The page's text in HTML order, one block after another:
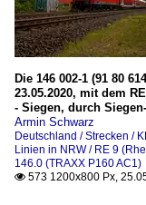
Die 146 002-1 (91 80
23.05.2020, mit dem
- Siegen, durch
Armin Schwarz
Deutschland / Strecken /
Linien in NRW / RE 9
146.0 (TRAXX P160 AC1)
 573 1200x800 Px,